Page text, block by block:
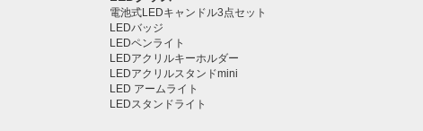
電池式LEDキャンドル3点セット
LEDバッジ
LEDペンライト️
LEDアクリルキーホルダー
LEDアクリルスタンドmini
LED アームライト
LEDスタンドライト